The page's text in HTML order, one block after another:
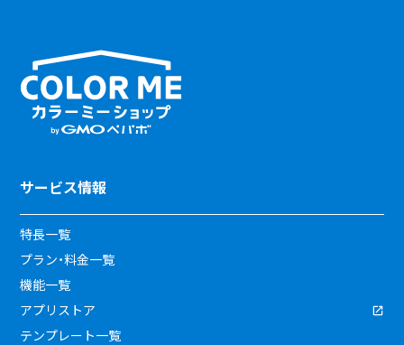
サービス情報
特長一覧
プラン・料金一覧
機能一覧
アプリストア
テンプレート一覧